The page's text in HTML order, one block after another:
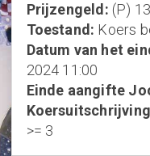
Prijzengeld : (P)
Toestand : Koers
Datum van het
2024 11:00
Einde aangifte
>= 3